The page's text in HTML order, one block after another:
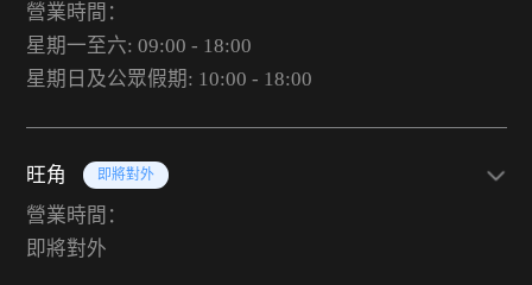
營業時間：
星期一至六: 09:00 - 18:00
星期日及公眾假期: 10:00 - 18:00
旺角 即將對外
營業時間：
即將對外